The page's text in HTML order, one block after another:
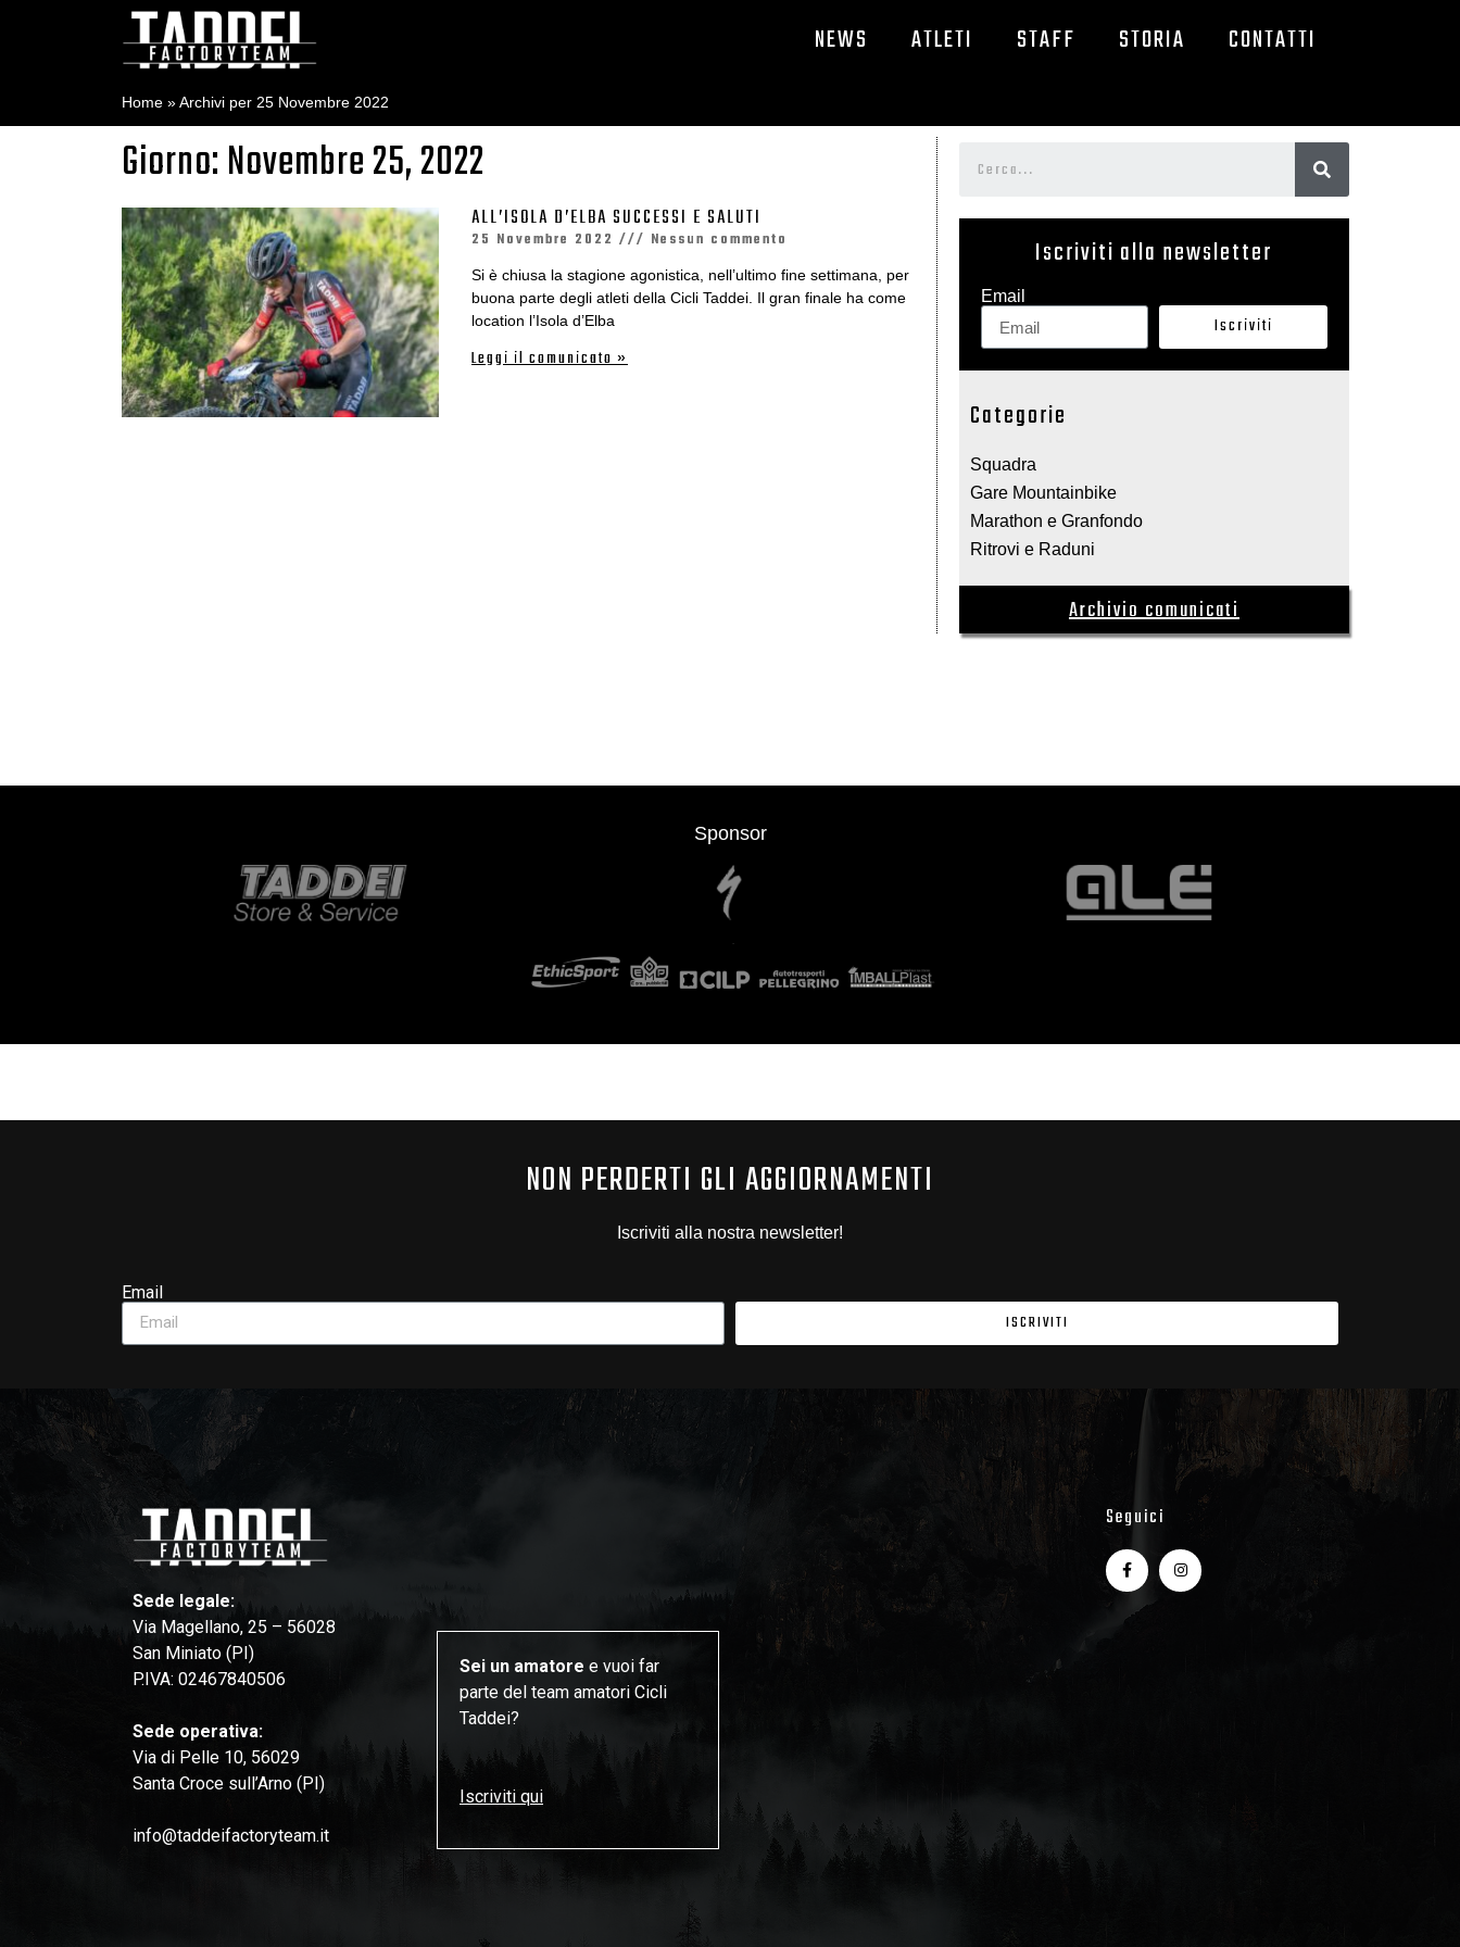
NEWS ATLETI STAFF STORIA CONTATTI
Home » Archivi per 25 Novembre 2022
Giorno: Novembre 25, 2022
ALL’ISOLA D’ELBA SUCCESSI E SALUTI
25 Novembre 2022 Nessun commento
Si è chiusa la stagione agonistica, nell’ultimo fine settimana, per
buona parte degli atleti della Cicli Taddei. Il gran finale ha come
location l’Isola d’Elba
Leggi il comunicato »
Iscriviti alla newsletter
Email
Iscriviti
Categorie
Squadra
Gare Mountainbike
Marathon e Granfondo
Ritrovi e Raduni
Archivio comunicati
Sponsor
NON PERDERTI GLI AGGIORNAMENTI
Iscriviti alla nostra newsletter!
Email
ISCRIVITI
Sede legale:
Via Magellano, 25 – 56028
San Miniato (PI)
P.IVA: 02467840506
Sede operativa:
Via di Pelle 10, 56029
Santa Croce sull’Arno (PI)
info@taddeifactoryteam.it
Sei un amatore e vuoi far
parte del team amatori Cicli
Taddei?
Iscriviti qui
Seguici